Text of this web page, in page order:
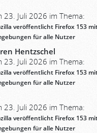
23. Juli 2026 im Thema:
veröffentlicht Firefox 153
für alle Nutzer
Hentzschel
23. Juli 2026 im Thema:
veröffentlicht Firefox 153
für alle Nutzer
23. Juli 2026 im Thema:
veröffentlicht Firefox 153
für alle Nutzer